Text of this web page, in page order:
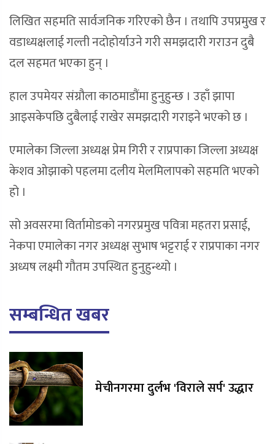
लिखित सहमति सार्वजनिक गरिएको छैन । तथापि उपप्रमुख र
वडाध्यक्षलाई गल्ती नदोहोर्याउने गरी समझदारी गराउन दुबै
दल सहमत भएका हुन् ।
हाल उपमेयर संग्रौला काठमाडौंमा हुनुहुन्छ । उहाँ झापा
आइसकेपछि दुबैलाई राखेर समझदारी गराइने भएको छ ।
एमालेका जिल्ला अध्यक्ष प्रेम गिरी र राप्रपाका जिल्ला अध्यक्ष
केशव ओझाको पहलमा दलीय मेलमिलापको सहमति भएको
हो ।
सो अवसरमा विर्तामोडको नगरप्रमुख पवित्रा महतरा प्रसाई,
नेकपा एमालेका नगर अध्यक्ष सुभाष भट्टराई र राप्रपाका नगर
अध्यष लक्ष्मी गौतम उपस्थित हुनुहुन्थ्यो ।
सम्बन्धित खबर
मेचीनगरमा दुर्लभ 'विराले सर्प' उद्धार